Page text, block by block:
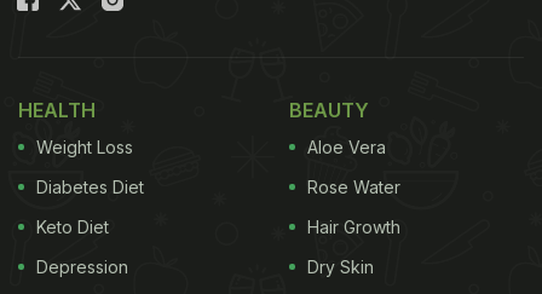
HEALTH
Weight Loss
Diabetes Diet
Keto Diet
Depression
BEAUTY
Aloe Vera
Rose Water
Hair Growth
Dry Skin